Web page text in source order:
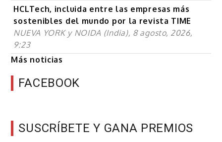
HCLTech, incluida entre las empresas más
sostenibles del mundo por la revista TIME
NUEVA YORK y NOIDA (India), 8 agosto, 2026,
9:23
Más noticias
FACEBOOK
SUSCRÍBETE Y GANA PREMIOS